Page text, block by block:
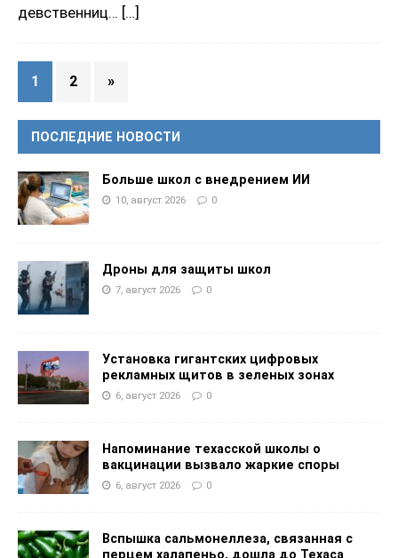
девственниц… […]
1 2 »
ПОСЛЕДНИЕ НОВОСТИ
Больше школ с внедрением ИИ
10, август 2026 0
Дроны для защиты школ
7, август 2026 0
Установка гигантских цифровых
рекламных щитов в зеленых зонах
6, август 2026 0
Напоминание техасской школы о
вакцинации вызвало жаркие споры
6, август 2026 0
Вспышка сальмонеллеза, связанная с
перцем халапеньо, дошла до Техаса